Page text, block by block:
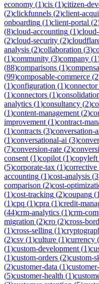
economy (1)cis (1)citizen-
(2)clickfunnels (2)client-
onboarding (1)client-portal (2
(8)cloud-accounting (1)
(2)cloud-security (2)
analysis (2)collaboration (3)
(1)community (3)company (1
(88)comparisons (1)
(99)composable-commerce (2
(1)configuration (1)connector
(1)connectors (1)
analytics (1)consultancy (2)
(1)content-management (2)
improvement (1)contract-
(1)contracts (3)conversation-
(1)conversational-ai (3)
(7)conversion-rate (2)
consent (1)copilot (1)copyleft
(5)corporate-tax (1)corrective
accounting (1)cost-analysis (3
comparison (2)cost-
(1)cost-tracking (2)coupang (1
(1)cpq (1)cpra (1)credit-
(44)crm-analytics (1)crm-
migration (2)cro (2)cross-
(1)cross-selling (1)
(2)csv (1)culture (1)currency (
(1)custom-development (1)
(1)custom-orders (2)custom-
(2)customer-data (1)
(5)customer-health (1)